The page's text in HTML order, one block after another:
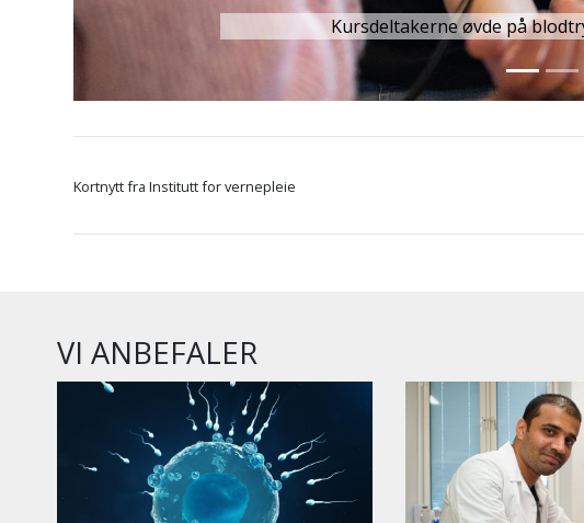
Kursdeltakerne øvde på
Forrige
Neste
Kortnytt fra Institutt for vernepleie
VI ANBEFALER